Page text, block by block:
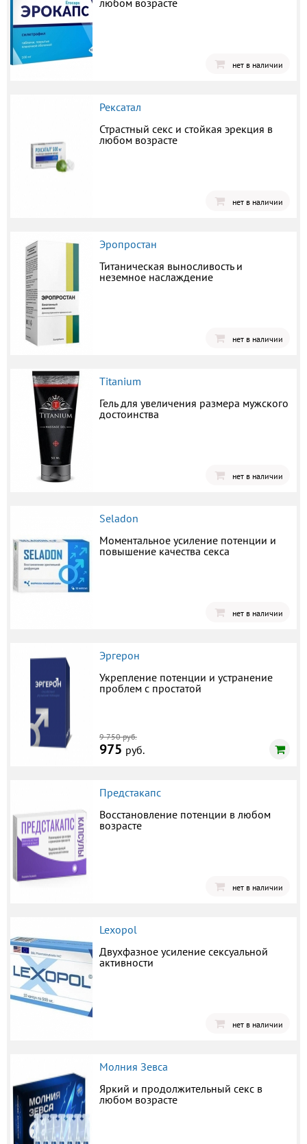
любом возрасте
нет в наличии
Рексатал
Страстный секс и стойкая эрекция в
любом возрасте
нет в наличии
Эропростан
Титаническая выносливость и
неземное наслаждение
нет в наличии
Titanium
Гель для увеличения размера мужского
достоинства
нет в наличии
Seladon
Моментальное усиление потенции и
повышение качества секса
нет в наличии
Эргерон
Укрепление потенции и устранение
проблем с простатой
9 750 руб.
975 руб.
Предстакапс
Восстановление потенции в любом
возрасте
нет в наличии
Lexopol
Двухфазное усиление сексуальной
активности
нет в наличии
Молния Зевса
Яркий и продолжительный секс в
любом возрасте